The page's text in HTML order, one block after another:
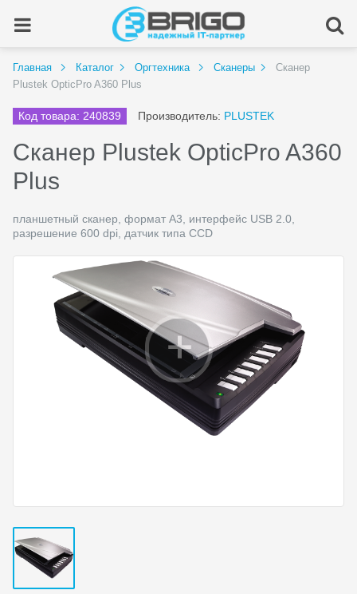
Главная Каталог Оргтехника Сканеры
Сканер
Plustek OpticPro A360 Plus
Код товара: 240839 Производитель: PLUSTEK
Сканер Plustek OpticPro A360
Plus
планшетный сканер, формат A3, интерфейс USB 2.0,
разрешение 600 dpi, датчик типа CCD